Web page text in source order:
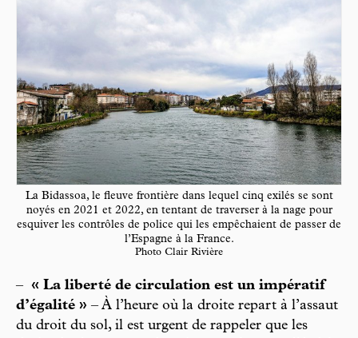
La Bidassoa, le fleuve frontière dans lequel cinq exilés se sont
noyés en 2021 et 2022, en tentant de traverser à la nage pour
esquiver les contrôles de police qui les empêchaient de passer de
l’Espagne à la France.
Photo Clair Rivière
–
« La liberté de circulation est un impératif
d’égalité » – À l’heure où la droite repart à l’assaut
du droit du sol, il est urgent de rappeler que les